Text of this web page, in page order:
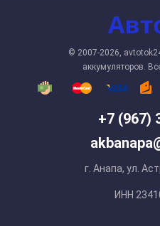
+7 (967)
г. Анапа, ул.
ИНН
© 2007-2026,
аккумуляторов.